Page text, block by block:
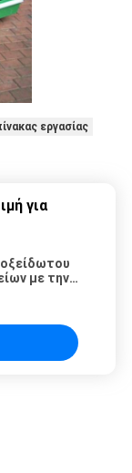
εργασίας
για
με την